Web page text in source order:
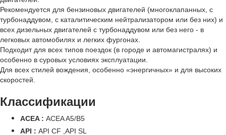
Рекомендуется для бензиновых двигателей (многоклапанных, с
турбонаддувом, с каталитическим нейтрализатором или без них) и
всех дизельных двигателей с турбонаддувом или без него - в
легковых автомобилях и легких фургонах.
Подходит для всех типов поездок (в городе и автомагистралях) и
особенно в суровых условиях эксплуатации.
Для всех стилей вождения, особенно «энергичных» и для высоких
скоростей.
Классификации
ACEA : ACEA A5/B5
API : API CF ,API SL